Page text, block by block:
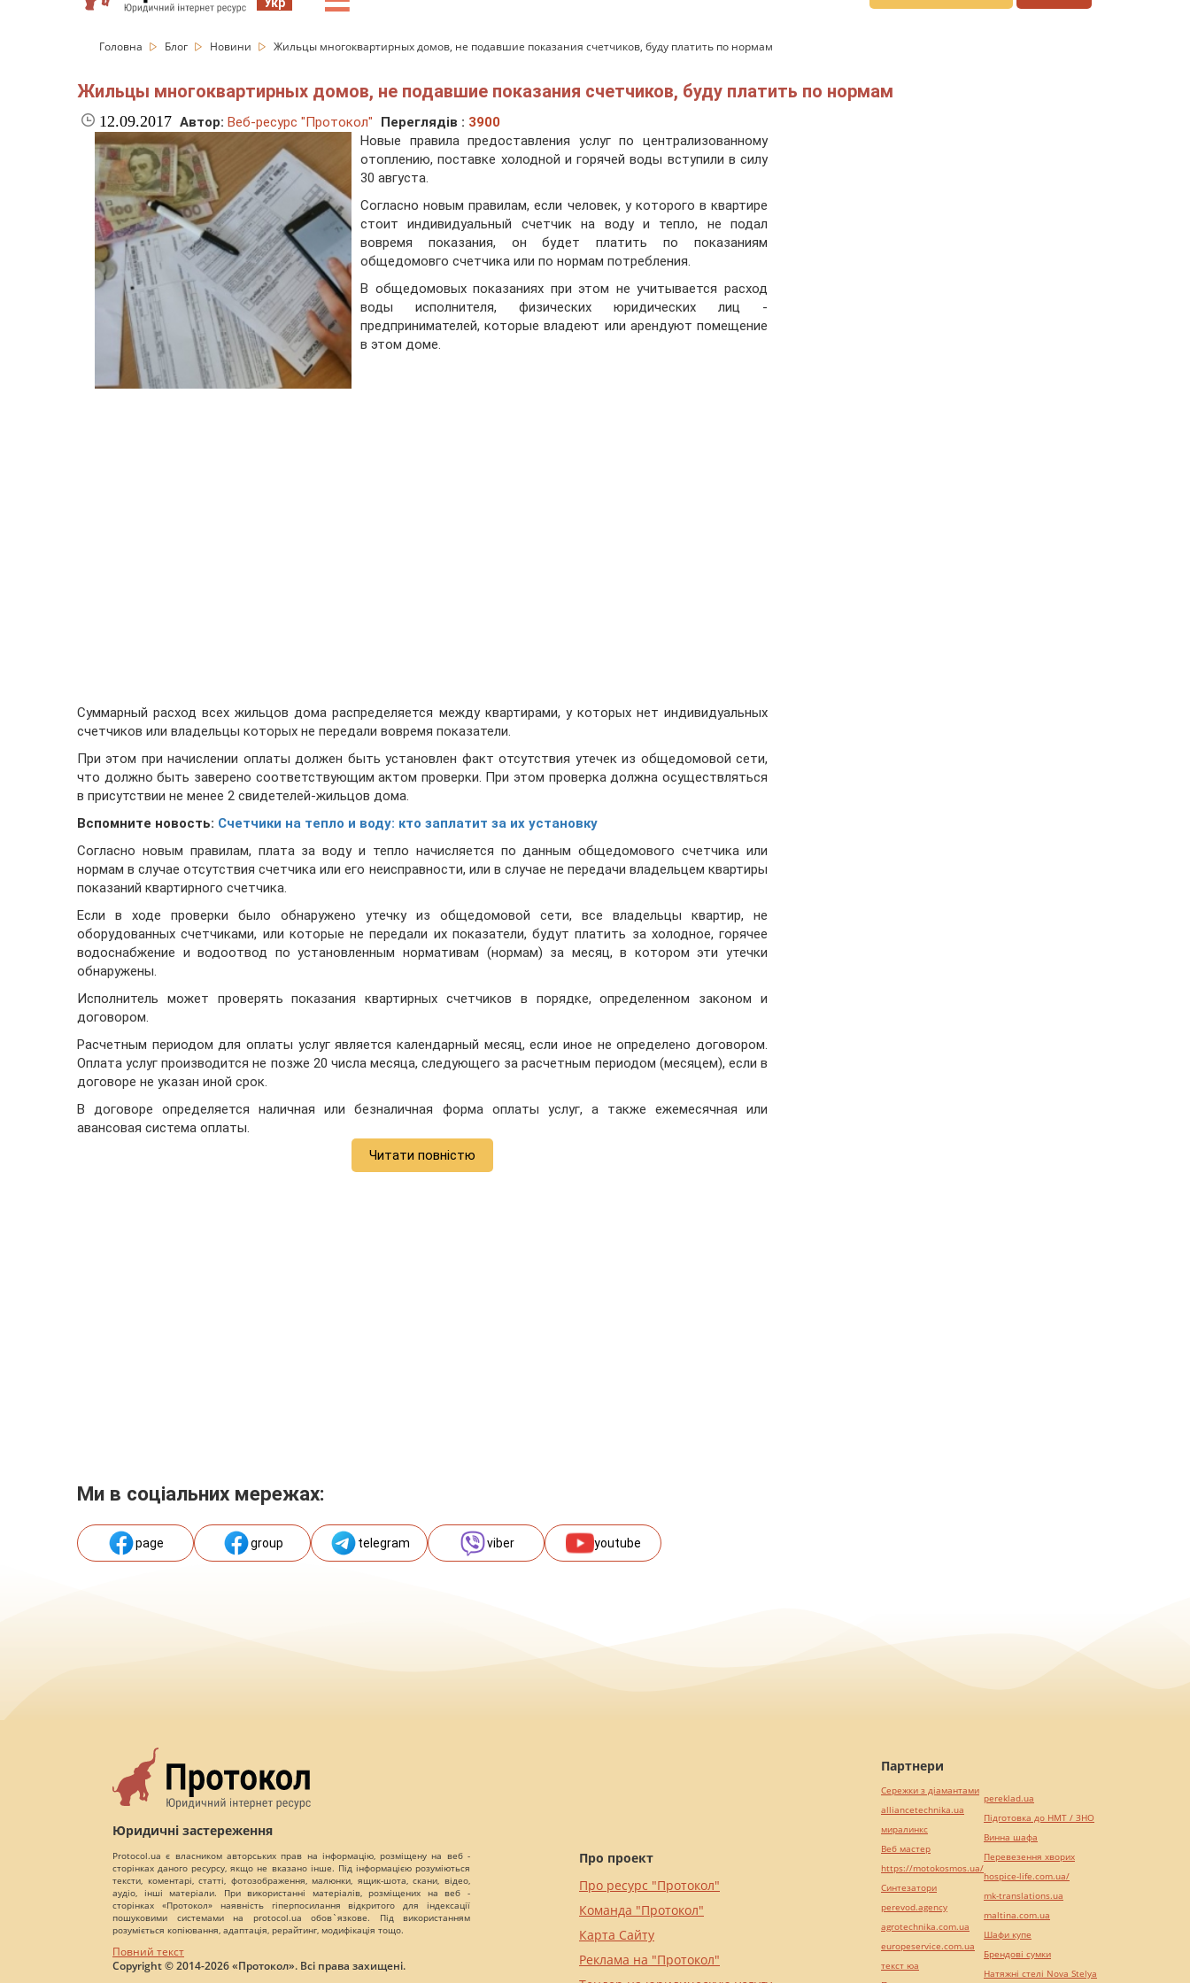
Головна Блог Новини Жильцы многоквартирных домов, не подавшие показания счетчиков, буду платить по нормам
Жильцы многоквартирных домов, не подавшие показания счетчиков, буду платить по нормам
12.09.2017 Автор: Веб-ресурс "Протокол" Переглядів : 3900
Новые правила предоставления услуг по централизованному
отоплению, поставке холодной и горячей воды вступили в силу
30 августа.
Согласно новым правилам, если человек, у которого в квартире
стоит индивидуальный счетчик на воду и тепло, не подал
вовремя показания, он будет платить по показаниям
общедомовго счетчика или по нормам потребления.
В общедомовых показаниях при этом не учитывается расход
воды исполнителя, физических юридических лиц -
предпринимателей, которые владеют или арендуют помещение
в этом доме.
Суммарный расход всех жильцов дома распределяется между квартирами, у которых нет индивидуальных
счетчиков или владельцы которых не передали вовремя показатели.
При этом при начислении оплаты должен быть установлен факт отсутствия утечек из общедомовой сети,
что должно быть заверено соответствующим актом проверки. При этом проверка должна осуществляться
в присутствии не менее 2 свидетелей-жильцов дома.
Вспомните новость: Счетчики на тепло и воду: кто заплатит за их установку
Согласно новым правилам, плата за воду и тепло начисляется по данным общедомового счетчика или
нормам в случае отсутствия счетчика или его неисправности, или в случае не передачи владельцем квартиры
показаний квартирного счетчика.
Если в ходе проверки было обнаружено утечку из общедомовой сети, все владельцы квартир, не
оборудованных счетчиками, или которые не передали их показатели, будут платить за холодное, горячее
водоснабжение и водоотвод по установленным нормативам (нормам) за месяц, в котором эти утечки
обнаружены.
Исполнитель может проверять показания квартирных счетчиков в порядке, определенном законом и
договором.
Расчетным периодом для оплаты услуг является календарный месяц, если иное не определено договором.
Оплата услуг производится не позже 20 числа месяца, следующего за расчетным периодом (месяцем), если в
договоре не указан иной срок.
В договоре определяется наличная или безналичная форма оплаты услуг, а также ежемесячная или
авансовая система оплаты.
Читати повністю
Ми в соціальних мережах:
page group telegram viber youtube
Юридичні застереження
Protocol.ua є власником авторських прав на інформацію, розміщену на веб -
сторінках даного ресурсу, якщо не вказано інше. Під інформацією розуміються
тексти, коментарі, статті, фотозображення, малюнки, ящик-шота, скани, відео,
аудіо, інші матеріали. При використанні матеріалів, розміщених на веб -
сторінках «Протокол» наявність гіперпосилання відкритого для індексації
пошуковими системами на protocol.ua обов`язкове. Під використанням
розуміється копіювання, адаптація, рерайтинг, модифікація тощо.
Повний текст
Copyright © 2014-2026 «Протокол». Всі права захищені.
Про проект
Про ресурс "Протокол"
Команда "Протокол"
Карта Сайту
Реклама на "Протокол"
Партнери
Сережки з діамантами
alliancetechnika.ua
миралинкс
Веб мастер
https://motokosmos.ua/
Синтезатори
perevod.agency
agrotechnika.com.ua
europeservice.com.ua
текст юа
pereklad.ua
Підготовка до НМТ / ЗНО
Винна шафа
Перевезення хворих
hospice-life.com.ua/
mk-translations.ua
maltina.com.ua
Шафи купе
Брендові сумки
Натяжні стелі Nova Stelya